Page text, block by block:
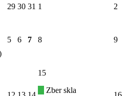
29 30 31 1 2
5 6 7 8 9
15
Zber skla